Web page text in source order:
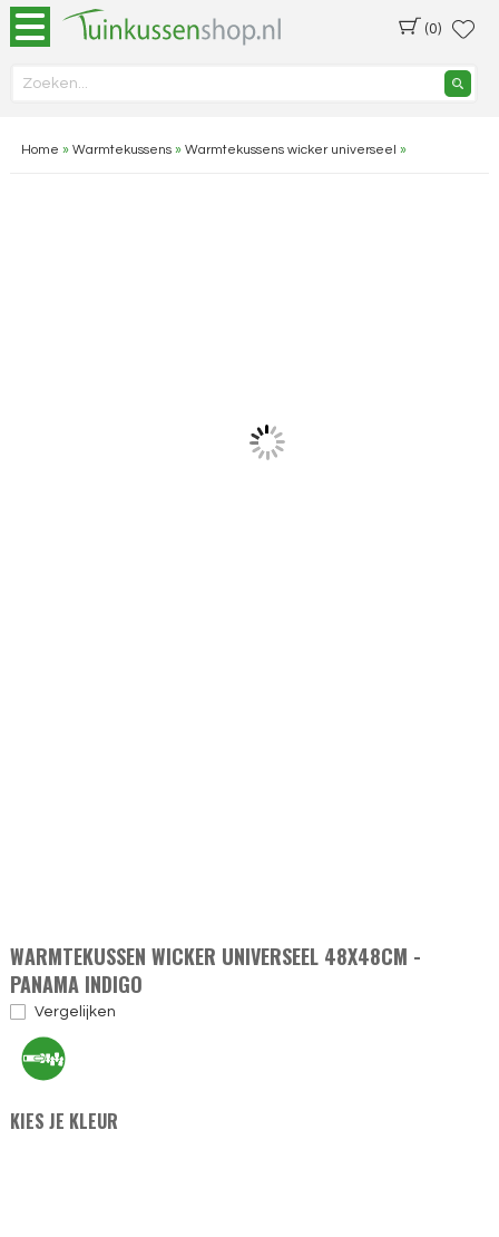
(0)
Home » Warmtekussens» Warmtekussens wicker universeel »
WARMTEKUSSEN WICKER UNIVERSEEL 48X48CM -
PANAMA INDIGO
Vergelijken
KIES JE KLEUR